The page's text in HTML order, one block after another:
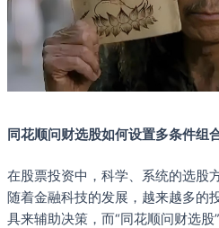
同花顺问财选股如何设置多条件组
在股票投资中，科学、系统的选股
随着金融科技的发展，越来越多的
具来辅助决策，而“同花顺问财选